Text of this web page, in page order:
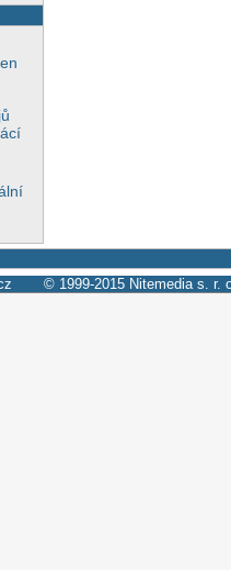
© 1999-2015 Nitemedia s. r.